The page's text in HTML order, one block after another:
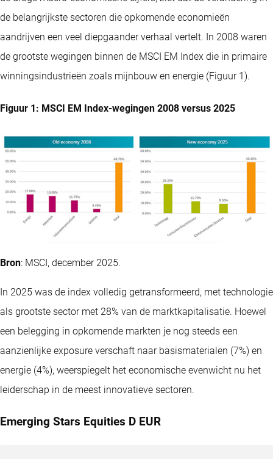
de belangrijkste sectoren die opkomende economieën
aandrijven een veel diepgaander verhaal vertelt. In 2008 waren
de grootste wegingen binnen de MSCI EM Index die in primaire
winningsindustrieën zoals mijnbouw en energie (Figuur 1).
Figuur 1: MSCI EM Index-wegingen 2008 versus 2025
Bron: MSCI, december 2025.
In 2025 was de index volledig getransformeerd, met technologie
als grootste sector met 28% van de marktkapitalisatie. Hoewel
een belegging in opkomende markten je nog steeds een
aanzienlijke exposure verschaft naar basismaterialen (7%) en
energie (4%), weerspiegelt het economische evenwicht nu het
leiderschap in de meest innovatieve sectoren.
Emerging Stars Equities D EUR